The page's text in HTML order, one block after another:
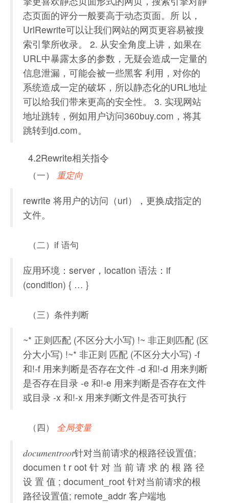
态页面的评分一般要高于动态页面。所 以，
UrlRewrite可以让我们网站的网页更容易被搜
索引擎所收录。 2. 从安全角度上讲，如果在
URL中暴露太多的参数，无疑会造成一定量的
信息泄漏，可能会被一些黑客 利用，对你的
系统造成一定的破坏，所以静态化的URL地址
可以给我们带来更高的安全性。 3. 实现网站
地址跳转，例如用户访问360buy.com，将其
跳转到jd.com。
4.2Rewrite相关指令
（一） 重定向
rewrite 将用户的访问（url），更换成指定的
文件。
（二）if 语句
应用环境：server，location 语法：if
(condition) { … }
（三）条件判断
~* 正则匹配 (不区分大小写) !~ 非正则匹配 (区
分大小写) !~* 非正则 匹配 (不区分大小写) -f
和!-f 用来判断是否存在文件 -d 和!-d 用来判断
是否存在目录 -e 和!-e 用来判断是否存在文件
或目录 -x 和!-x 用来判断文件是否可执行
（四） 全局变量
𝑑𝑜𝑐𝑢𝑚𝑒𝑛𝑡𝑟𝑜𝑜𝑡针对当前请求的根路径设置值;
documen t r oot 针 对 当 前 请 求 的 根 路 径
设 置 值 ; document_root 针对当前请求的根
路径设置值; remote_addr 客户端地